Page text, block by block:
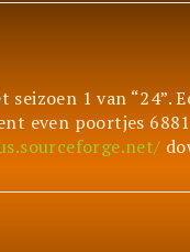
seizoen 1 van “24”.
even poortjes